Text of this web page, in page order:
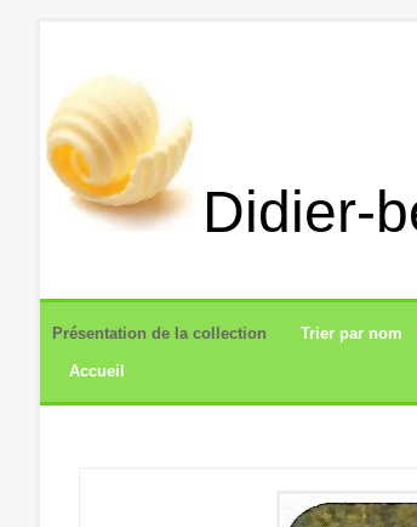
Didier-
Présentation de la collection Trier par nom
Accueil